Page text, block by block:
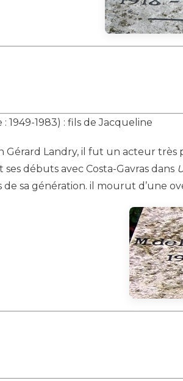
1949-1983) : fils de Jacqueline
Gérard Landry, il fut un acteur
débuts avec Costa-Gavras dans
sa génération. il mourut d’une